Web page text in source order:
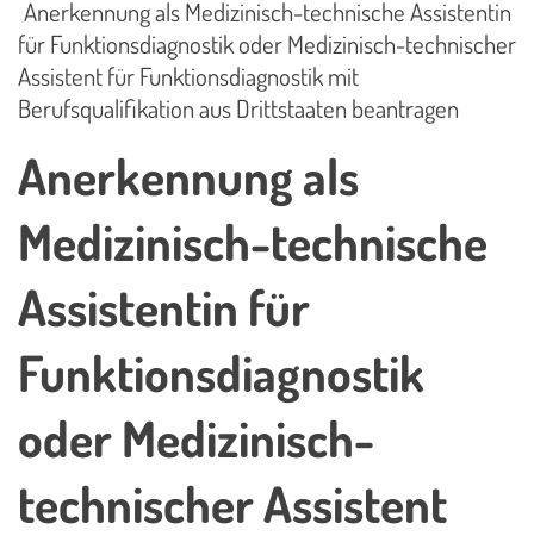
Anerkennung als Medizinisch-technische Assistentin
für Funktionsdiagnostik oder Medizinisch-technischer
Assistent für Funktionsdiagnostik mit
Berufsqualifikation aus Drittstaaten beantragen
Anerkennung als
Medizinisch-technische
Assistentin für
Funktionsdiagnostik
oder Medizinisch-
technischer Assistent